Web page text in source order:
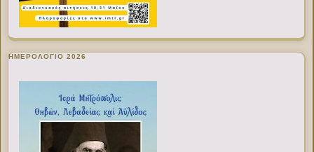
ΗΜΕΡΟΛΟΓΙΟ 2026